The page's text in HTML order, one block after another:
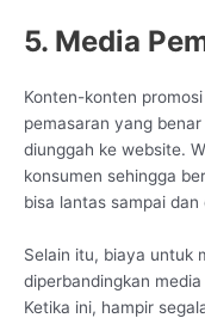
5. Media
Konten-konten
pemasaran yang
diunggah ke website.
konsumen sehingga
bisa lantas sampai
Selain itu, biaya untuk
diperbandingkan
Ketika ini, hampir